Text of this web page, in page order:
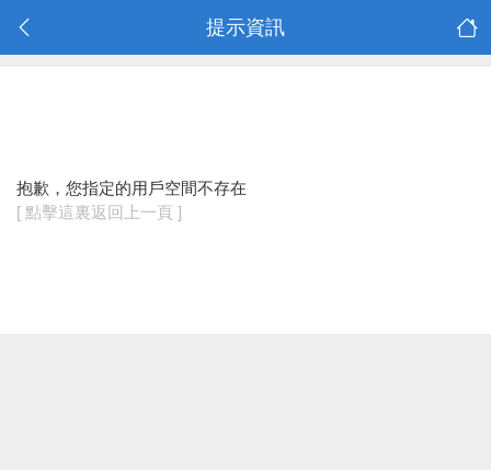
提示資訊
抱歉，您指定的用戶空間不存在
[ 點擊這裏返回上一頁 ]